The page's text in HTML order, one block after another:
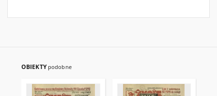
OBIEKTY podobne